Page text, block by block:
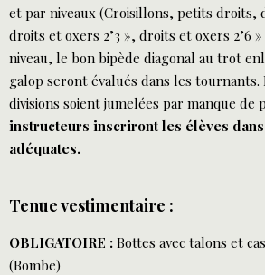
et par niveaux (Croisillons, petits droits,
droits et oxers 2’3 », droits et oxers 2’6
niveau, le bon bipède diagonal au trot
galop seront évalués dans les tournants.
divisions soient jumelées par manque de
instructeurs inscriront les élèves
adéquates.
Tenue vestimentaire :
OBLIGATOIRE : Bottes avec talons et
(Bombe)